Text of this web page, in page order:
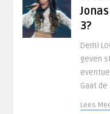
3?
Demi
geven
Gaat
Lees